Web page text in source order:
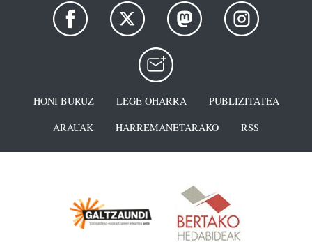
HONI BURUZ LEGE OHARRA
PUBLIZITATEA
ARAUAK
HARREMANETARAKO RSS